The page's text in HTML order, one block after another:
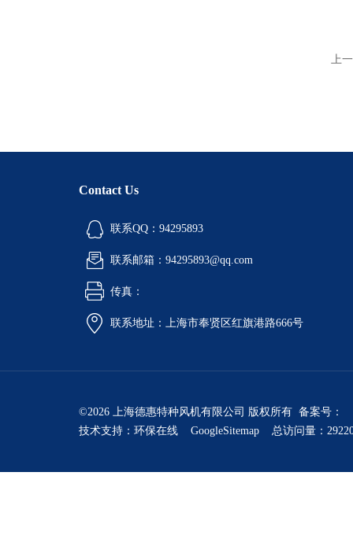
上
Contact Us
联系QQ：94295893
联系邮箱：94295893@qq.com
传真：
联系地址：上海市奉贤区红旗港路666号
©2026 上海德惠特种风机有限公司 版权所有 备案号：
技术支持： 环保在线 GoogleSitemap 总访问量：